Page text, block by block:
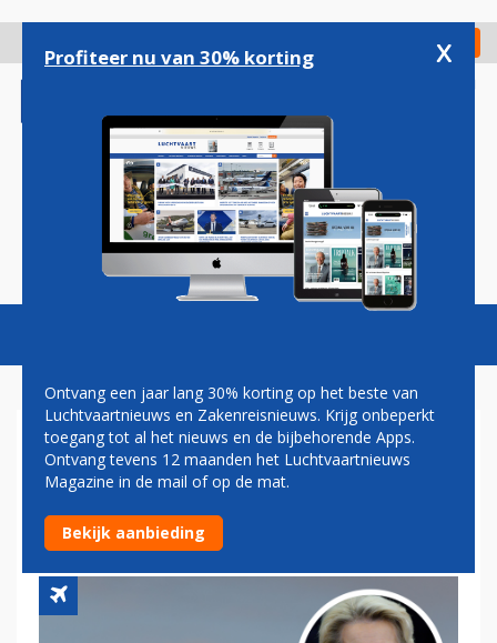
gaan
Check in
Magazine Podcasts Vacatures
VON DER LEYEN HELPT BIJ
MEDISCH ONGEVAL OP
VLUCHT NAAR BRUSSEL
Profiteer nu van 30% korting x
Ontvang een jaar lang 30% korting op het beste van
Luchtvaartnieuws en Zakenreisnieuws. Krijg onbeperkt
toegang tot al het nieuws en de bijbehorende Apps.
Ontvang tevens 12 maanden het Luchtvaartnieuws
Magazine in de mail of op de mat.
Bekijk aanbieding